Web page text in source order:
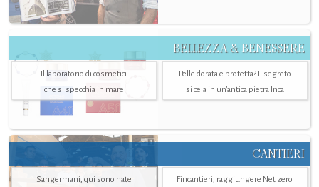
BELLEZZA & BENESSERE
Il laboratorio di cosmetici
che si specchia in mare
Pelle dorata e protetta? Il segreto
si cela in un’antica pietra Inca
CANTIERI
Sangermani, qui sono nate Fincantieri, raggiungere Net zero